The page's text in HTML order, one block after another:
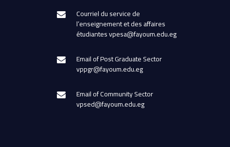
Courriel du service de
l’enseignement et des affaires
étudiantes vpesa@fayoum.edu.eg
Email of Post Graduate Sector
vppgr@fayoum.edu.eg
Email of Community Sector
vpsed@fayoum.edu.eg